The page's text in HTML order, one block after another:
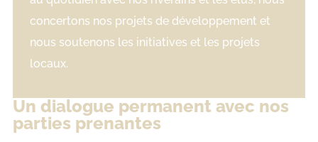
concertons nos projets de développement et
nous soutenons les initiatives et les projets
locaux.
Un dialogue permanent avec nos
parties prenantes